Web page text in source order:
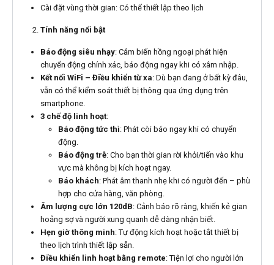
Cài đặt vùng thời gian: Có thể thiết lập theo lịch
Tính năng nổi bật
Báo động siêu nhạy: Cảm biến hồng ngoại phát hiện
chuyển động chính xác, báo động ngay khi có xâm nhập.
Kết nối WiFi – Điều khiển từ xa: Dù bạn đang ở bất kỳ đâu,
vẫn có thể kiểm soát thiết bị thông qua ứng dụng trên
smartphone.
3 chế độ linh hoạt:
Báo động tức thì: Phát còi báo ngay khi có chuyển
động.
Báo động trễ: Cho bạn thời gian rời khỏi/tiến vào khu
vực mà không bị kích hoạt ngay.
Báo khách: Phát âm thanh nhẹ khi có người đến – phù
hợp cho cửa hàng, văn phòng.
Âm lượng cực lớn 120dB: Cảnh báo rõ ràng, khiến kẻ gian
hoảng sợ và người xung quanh dễ dàng nhận biết.
Hẹn giờ thông minh: Tự động kích hoạt hoặc tắt thiết bị
theo lịch trình thiết lập sẵn.
Điều khiển linh hoạt bằng remote: Tiện lợi cho người lớn